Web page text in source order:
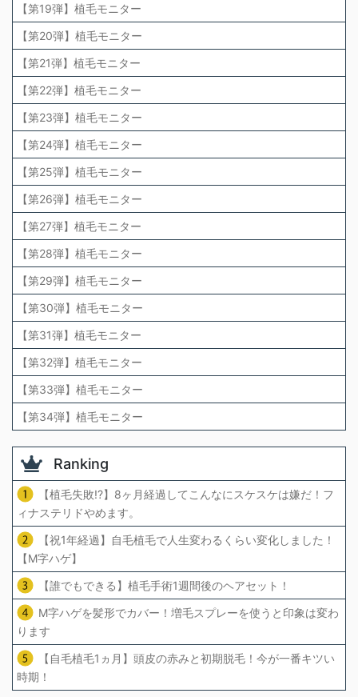
【第19弾】植毛モニター
【第20弾】植毛モニター
【第21弾】植毛モニター
【第22弾】植毛モニター
【第23弾】植毛モニター
【第24弾】植毛モニター
【第25弾】植毛モニター
【第26弾】植毛モニター
【第27弾】植毛モニター
【第28弾】植毛モニター
【第29弾】植毛モニター
【第30弾】植毛モニター
【第31弾】植毛モニター
【第32弾】植毛モニター
【第33弾】植毛モニター
【第34弾】植毛モニター
Ranking
【植毛失敗!?】8ヶ月経過してこんなにスケスケは嫌だ！フ
ィナステリドやめます。
【祝1年経過】自毛植毛で人生変わるくらい変化しました！
【M字ハゲ】
【誰でもできる】植毛手術1週間後のヘアセット！
M字ハゲを髪形でカバー！増毛スプレーを使うと印象は変わ
ります
【自毛植毛1ヵ月】頭皮の赤みと初期脱毛！今が一番キツい
時期！